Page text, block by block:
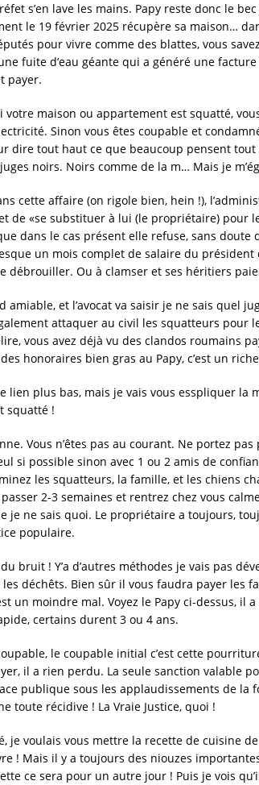
s’en lave les mains. Papy reste donc le bec
le 19 février 2025 récupère sa maison…
pour vivre comme des blattes, vous
fuite d’eau géante qui a généré une
payer.
votre maison ou appartement est squatté,
Sinon vous êtes coupable et
dire tout haut ce que beaucoup pensent tout
noirs. Noirs comme de la m… Mais je
cette affaire (on rigole bien, hein !),
de «se substituer à lui (le propriétaire) pour
dans le cas présent elle refuse, sans doute
un mois complet de salaire du président
débrouiller. Ou à clamser et ses héritiers
amiable, et l’avocat va saisir je ne sais quel
attaquer au civil les squatteurs pour
vous avez déjà vu des clandos roumains
honoraires bien gras au Papy, c’est un
lien plus bas, mais je vais vous esspliquer la
squatté !
Vous n’êtes pas au courant. Ne portez
si possible sinon avec 1 ou 2 amis de
les squatteurs, la famille, et les chiens
2-3 semaines et rentrez chez vous
je ne sais quoi. Le propriétaire a toujours,
populaire.
bruit ! Y’a d’autres méthodes je vais pas
déchêts. Bien sûr il vous faudra payer les
un moindre mal. Voyez le Papy ci-dessus, il
certains durent 3 ou 4 ans.
le coupable initial c’est cette
il a rien perdu. La seule sanction valable
publique sous les applaudissements de la
toute récidive ! La Vraie Justice, quoi !
je voulais vous mettre la recette de cuisine
! Mais il y a toujours des niouzes
ce sera pour un autre jour ! Puis je vois